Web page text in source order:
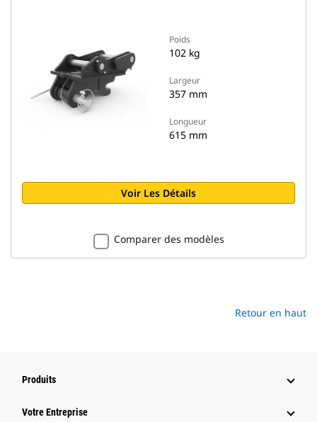
Poids
102 kg
Largeur
357 mm
Longueur
615 mm
Voir Les Détails
Comparer des modèles
Retour en haut
Produits
Votre Entreprise